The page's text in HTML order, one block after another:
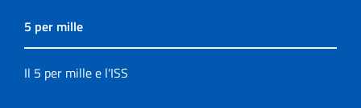
5 per mille
Il 5 per mille e l'ISS